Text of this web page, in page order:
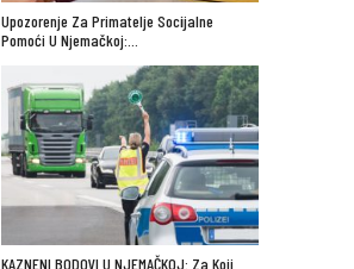
Upozorenje Za Primatelje Socijalne
Pomoći U Njemačkoj:…
KAZNENI BODOVI U NJEMAČKOJ: Za Koji